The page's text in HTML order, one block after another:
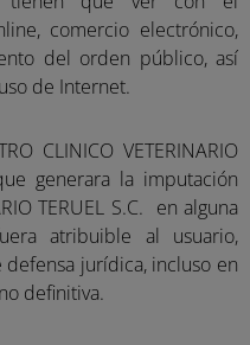
comercio electrónico,
del orden público, así
de Internet.
CLINICO VETERINARIO
generara la imputación
TERUEL S.C. en alguna
atribuible al usuario,
jurídica, incluso en
definitiva.